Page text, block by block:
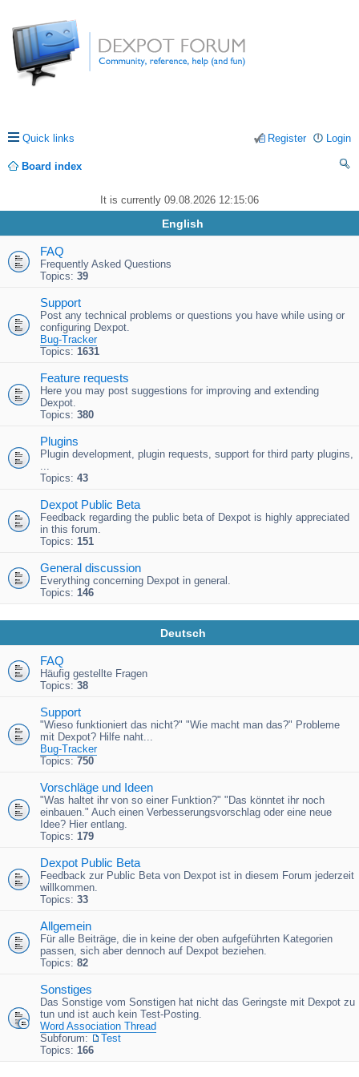
Quick links Login
Register
Board index
rc
h
It is currently 09.08.2026 12:15:06
English
FAQ
Frequently Asked Questions
Topics: 39
Support
Post any technical problems or questions you have while using or
configuring Dexpot.
Bug-Tracker
Topics: 1631
Feature requests
Here you may post suggestions for improving and extending
Dexpot.
Topics: 380
Plugins
Plugin development, plugin requests, support for third party plugins,
...
Topics: 43
Dexpot Public Beta
Feedback regarding the public beta of Dexpot is highly appreciated
in this forum.
Topics: 151
General discussion
Everything concerning Dexpot in general.
Topics: 146
Deutsch
FAQ
Häufig gestellte Fragen
Topics: 38
Support
"Wieso funktioniert das nicht?" "Wie macht man das?" Probleme
mit Dexpot? Hilfe naht...
Bug-Tracker
Topics: 750
Vorschläge und Ideen
"Was haltet ihr von so einer Funktion?" "Das könntet ihr noch
einbauen." Auch einen Verbesserungsvorschlag oder eine neue
Idee? Hier entlang.
Topics: 179
Dexpot Public Beta
Feedback zur Public Beta von Dexpot ist in diesem Forum jederzeit
willkommen.
Topics: 33
Allgemein
Für alle Beiträge, die in keine der oben aufgeführten Kategorien
passen, sich aber dennoch auf Dexpot beziehen.
Topics: 82
Sonstiges
Das Sonstige vom Sonstigen hat nicht das Geringste mit Dexpot zu
tun und ist auch kein Test-Posting.
Word Association Thread
Subforum:
Test
Topics: 166